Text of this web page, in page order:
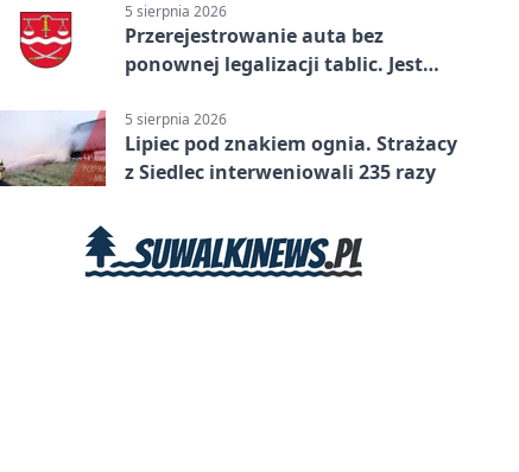
5 sierpnia 2026
Przerejestrowanie auta bez
ponownej legalizacji tablic. Jest
5 sierpnia 2026
Lipiec pod znakiem ognia. Strażacy
z Siedlec interweniowali 235 razy